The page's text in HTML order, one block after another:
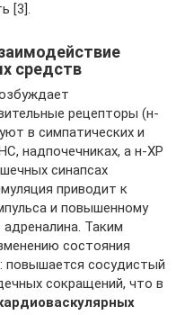
[3].
средств
рецепторы (н-
в симпатических и
надпочечниках, а н-ХР
синапсах
приводит к
и повышенному
Таким
состояния
повышается сосудистый
сокращений, что в